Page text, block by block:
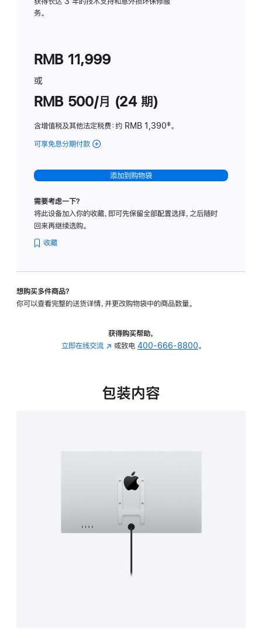
务。
RMB 11,999
或
RMB 500/月 (24 期)
含增值税及其他法定税费：约 RMB 1,390脚
‡。
可享免息分期付款 (Studio
-
标
璃
转
的
添加到购物袋
需要考虑一下？
将此设备加入你的收藏，即可先保留全部配置选择，之后随时
回来再继续选购。
收藏
想购买多件商品？
你可以查看完整的送货详情，并更改购物袋中的商品数量。
获得购买帮助，
立即在线交流 (在
中
或致电 400-666-8800。
包装内容